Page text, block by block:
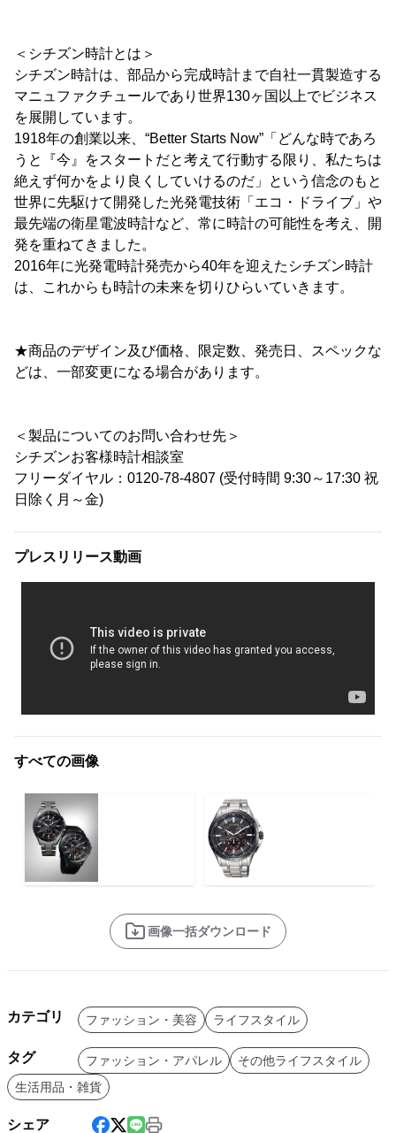
＜シチズン時計とは＞
シチズン時計は、部品から完成時計まで自社一貫製造する
マニュファクチュールであり世界130ヶ国以上でビジネス
を展開しています。
1918年の創業以来、“Better Starts Now”「どんな時であろ
うと『今』をスタートだと考えて行動する限り、私たちは
絶えず何かをより良くしていけるのだ」という信念のもと
世界に先駆けて開発した光発電技術「エコ・ドライブ」や
最先端の衛星電波時計など、常に時計の可能性を考え、開
発を重ねてきました。
2016年に光発電時計発売から40年を迎えたシチズン時計
は、これからも時計の未来を切りひらいていきます。
★商品のデザイン及び価格、限定数、発売日、スペックな
どは、一部変更になる場合があります。
＜製品についてのお問い合わせ先＞
シチズンお客様時計相談室
フリーダイヤル：0120-78-4807 (受付時間 9:30～17:30 祝
日除く月～金)
プレスリリース動画
すべての画像
画像一括ダウンロード
カテゴリ ファッション・美容 ライフスタイル
タグ ファッション・アパレル
その他ライフスタイル
生活用品・雑貨
シェア